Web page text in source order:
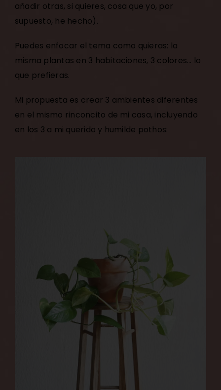
añadir otras, si quieres, cosa que yo, por
supuesto, he hecho).
Puedes enfocar el tema como quieras: la
misma plantas en 3 habitaciones, 3 colores… lo
que prefieras.
Mi propuesta es crear 3 ambientes diferentes
en el mismo rinconcito de mi casa, incluyendo
en los 3 a mi querido y humilde pothos: